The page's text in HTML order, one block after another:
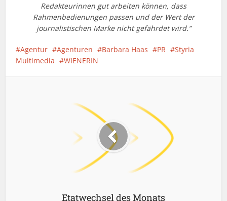
Redakteurinnen gut arbeiten können, dass
Rahmenbedienungen passen und der Wert der
journalistischen Marke nicht gefährdet wird.”
Agentur Agenturen Barbara Haas PR
Styria
Multimedia
WIENERIN
Etatwechsel des Monats